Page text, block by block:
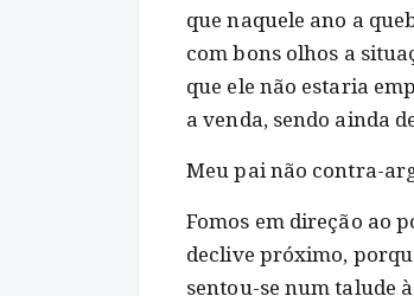
que naquele ano a
com bons olhos a
que ele não estaria
a venda, sendo ainda
Meu pai não contra-
Fomos em direção ao
declive próximo,
sentou-se num talude